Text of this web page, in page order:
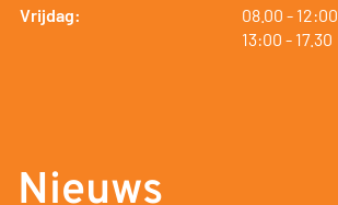
Vrijdag:
08.00 tot
- 12:00
13:00 tot
- 17.30
Nieuws